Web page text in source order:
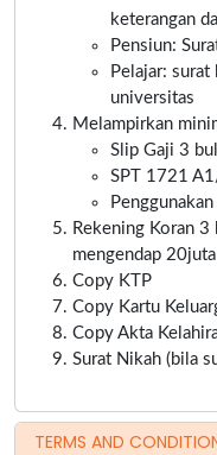
keterangan
Pensiun:
Pelajar:
universitas
Melampirkan
Slip Gaji 3
SPT 1721
Rekening Koran
mengendap
Copy KTP
Copy Kartu
Copy Akta
Surat Nikah (bila
TERMS AND